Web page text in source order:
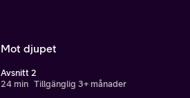
Mot djupet
Avsnitt 2
24 min Tillgänglig 3+ månader